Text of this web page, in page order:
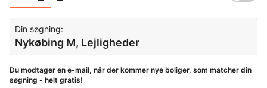
Din søgning:
Nykøbing M, Lejligheder
Du modtager en e-mail, når der kommer nye boliger, som matcher din
søgning - helt gratis!